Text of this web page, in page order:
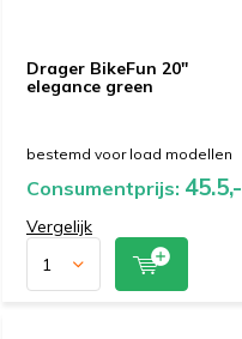
Drager BikeFun 20"
elegance green
bestemd voor load modellen
Consumentprijs: 45.5,-
Vergelijk